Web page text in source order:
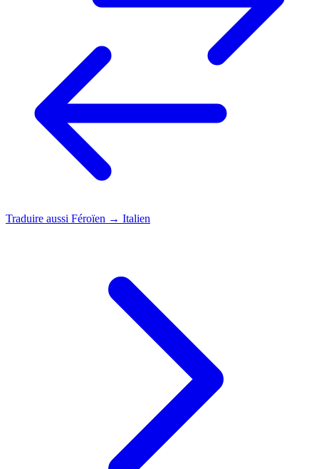
Traduire aussi Féroïen → Italien